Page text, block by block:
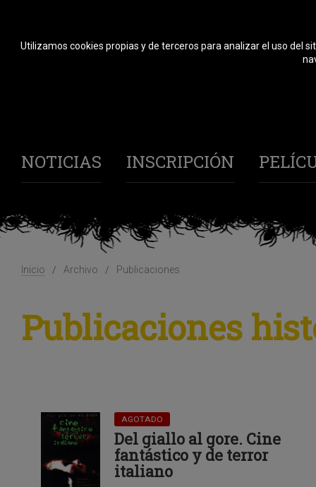
NOTICIAS INSCRIPCIÓN
Inicio Archivo Publicaciones
Publicaciones
AGOTADO
Del giallo al gore. Cine
fantástico y de terror
italiano
Utilizamos cookies propias y de terceros para analizar el uso del